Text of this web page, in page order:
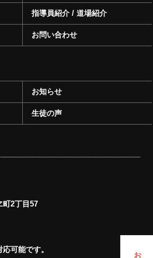
指導員紹介 / 道場紹介
お問い合わせ
お知らせ
生徒の声
町2丁目57
可能です。